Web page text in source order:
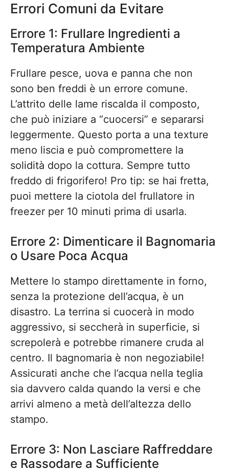
Errori Comuni da Evitare
Errore 1: Frullare Ingredienti a
Temperatura Ambiente
Frullare pesce, uova e panna che non
sono ben freddi è un errore comune.
L’attrito delle lame riscalda il composto,
che può iniziare a “cuocersi” e separarsi
leggermente. Questo porta a una texture
meno liscia e può compromettere la
solidità dopo la cottura. Sempre tutto
freddo di frigorifero! Pro tip: se hai fretta,
puoi mettere la ciotola del frullatore in
freezer per 10 minuti prima di usarla.
Errore 2: Dimenticare il Bagnomaria
o Usare Poca Acqua
Mettere lo stampo direttamente in forno,
senza la protezione dell’acqua, è un
disastro. La terrina si cuocerà in modo
aggressivo, si seccherà in superficie, si
screpolerà e potrebbe rimanere cruda al
centro. Il bagnomaria è non negoziabile!
Assicurati anche che l’acqua nella teglia
sia davvero calda quando la versi e che
arrivi almeno a metà dell’altezza dello
stampo.
Errore 3: Non Lasciare Raffreddare
e Rassodare a Sufficiente